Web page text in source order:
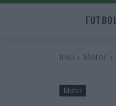
FUTBOL
Inici Motor
Motor